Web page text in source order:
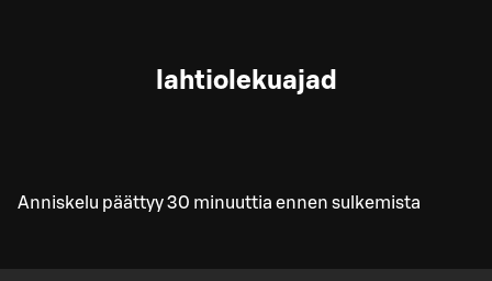
lahtiolekuajad
Anniskelu päättyy 30 minuuttia ennen sulkemista